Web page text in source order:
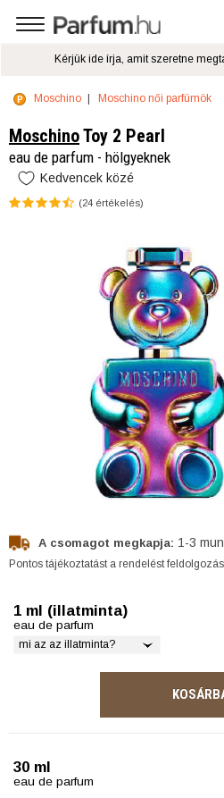
Moschino Moschino női parfümök
MoschinoToy 2 Pearl
eau de parfum - hölgyeknek
Kedvencek közé
(24 értékelés)
A csomagot megkapja: 1-3
Pontos tájékoztatást a rendelést
1 ml (illatminta)
eau de parfum
mi az az illatminta?
30 ml
eau de parfum